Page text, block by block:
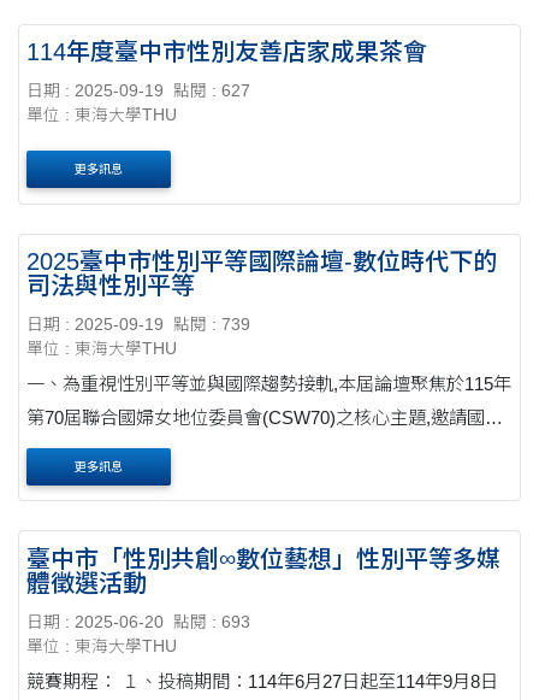
114年度臺中市性別友善店家成果茶會
日期 : 2025-09-19
點閱 : 627
單位 : 東海大學THU
更多訊息
2025臺中市性別平等國際論壇-數位時代下的
司法與性別平等
日期 : 2025-09-19
點閱 : 739
單位 : 東海大學THU
一、為重視性別平等並與國際趨勢接軌,本屆論壇聚焦於115年
第70屆聯合國婦女地位委員會(CSW70)之核心主題,邀請國內
外專家學者及相關團體等分享經驗,共同打造性別平等交流平
臺,作為本府未來推動性別平等之參考,並促進....
更多訊息
臺中市「性別共創∞數位藝想」性別平等多媒
體徵選活動
日期 : 2025-06-20 點閱 : 693
單位 : 東海大學THU
競賽期程： １、投稿期間：114年6月27日起至114年9月8日